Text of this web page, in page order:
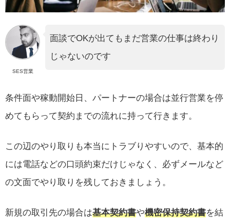
SES営業
面談でOKが出てもまだ営業の仕事は終わり
じゃないのです
条件面や稼動開始日、パートナーの場合は並行営業を停
めてもらって契約までの流れに持って行きます。
この辺のやり取りも本当にトラブりやすいので、基本的
には電話などの口頭約束だけじゃなく、必ずメールなど
の文面でやり取りを残しておきましょう。
新規の取引先の場合は基本契約書や機密保持契約書を結